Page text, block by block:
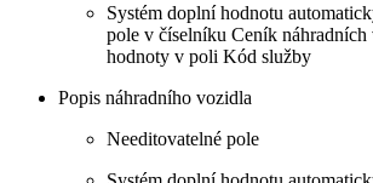
Systém doplní hodnotu
pole v číselníku Ceník náhradních
hodnoty v poli Kód služby
Popis náhradního vozidla
Needitovatelné pole